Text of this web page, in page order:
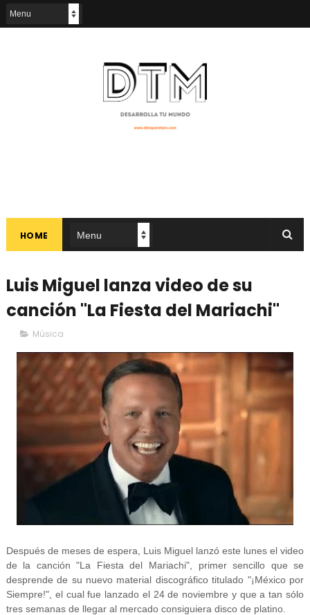
HOME
Luis Miguel lanza video de su
canción "La Fiesta del Mariachi"
Música
Después de meses de espera, Luis Miguel lanzó este lunes el video
de la canción "La Fiesta del Mariachi", primer sencillo que se
desprende de su nuevo material discográfico titulado "¡México por
Siempre!", el cual fue lanzado el 24 de noviembre y que a tan sólo
tres semanas de llegar al mercado consiguiera disco de platino.